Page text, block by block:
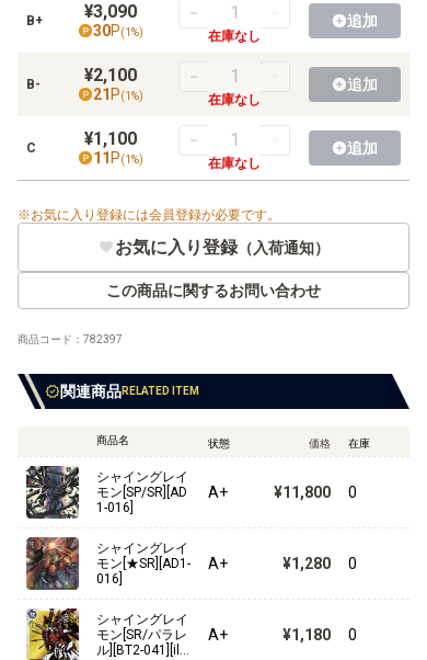
【BT-06】ダブルダイヤモンド
【BT-05】バトルオブオメガ
【BT-03】ユニオンインパクト
【BT-01】NEW EVOLUTION
【RB-01】ライジングウインド
【EX-12】DIGITAL WORLD SHAMBALA
【EX-11】DAWN OF LIBERATOR
【EX-10】SINISTER ORDER
【EX-09】VERSUS MONSTERS
【EX-08】CHAIN OF LIBERATION
【EX-07】デジモンリベレイター
【EX-06】インファナル・アセンション
B+ ¥3,090
30P(1%) 在庫なし
追加
B- ¥2,100
21 P(1 %) 在庫なし
追加
C ¥1,100
11 P(1%) 在庫なし
追加
お気に入り登録には会員登録が必要です。
お気に入り登録 （入荷通知）
この商品に関するお問い合わせ
商品コード： 782397
関連商品RELATED ITEM
商品名 状態 価格 在庫
シャイングレイ
モン[SP/SR][AD
1-016]
A+ ¥11,800 0
シャイングレイ
モン[★SR][AD1-
016]
A+ ¥1,280 0
シャイングレイ
モン[SR/パラレ
ル][BT2-041][illu
A+ ¥1,180 0